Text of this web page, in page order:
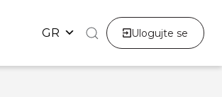
GR Ulogujte se